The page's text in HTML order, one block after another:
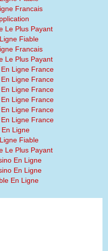
Francais
Le Plus Payant
Fiable
Francais
Le Plus Payant
Ligne France
Ligne France
Ligne France
Ligne France
Ligne France
Ligne France
Ligne
Fiable
Le Plus Payant
En Ligne
En Ligne
En Ligne